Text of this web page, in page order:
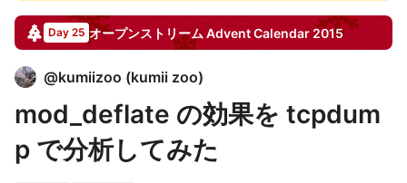
Day 25 オープンストリーム Advent Calendar 2015
@kumiizoo (kumii zoo)
mod_deflate の効果を tcpdum
p で分析してみた